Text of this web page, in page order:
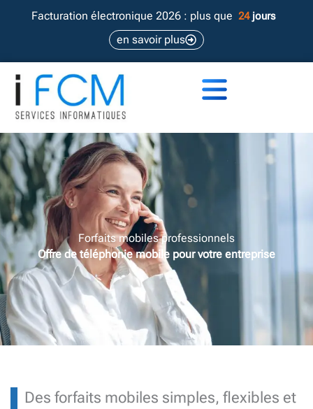
Facturation électronique 2026 : plus que 24 jours
en savoir plus
Forfaits mobiles professionnels
Offre de téléphonie mobile pour votre entreprise
Des forfaits mobiles simples, flexibles et